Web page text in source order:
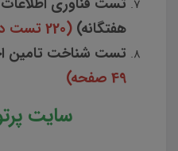
هفتگانه) (220 تست در 110 صفحه)
تست شناخت تامین
49 صفحه)
سایت